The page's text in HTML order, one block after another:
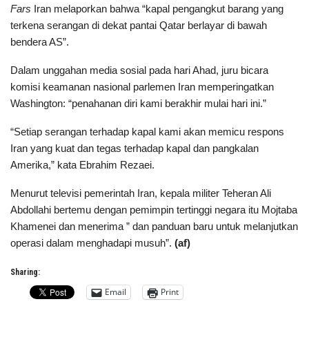
Fars Iran melaporkan bahwa “kapal pengangkut barang yang
terkena serangan di dekat pantai Qatar berlayar di bawah
bendera AS”.
Dalam unggahan media sosial pada hari Ahad, juru bicara
komisi keamanan nasional parlemen Iran memperingatkan
Washington: “penahanan diri kami berakhir mulai hari ini.”
“Setiap serangan terhadap kapal kami akan memicu respons
Iran yang kuat dan tegas terhadap kapal dan pangkalan
Amerika,” kata Ebrahim Rezaei.
Menurut televisi pemerintah Iran, kepala militer Teheran Ali
Abdollahi bertemu dengan pemimpin tertinggi negara itu Mojtaba
Khamenei dan menerima ” dan panduan baru untuk melanjutkan
operasi dalam menghadapi musuh”. (af)
Sharing:
Email Print